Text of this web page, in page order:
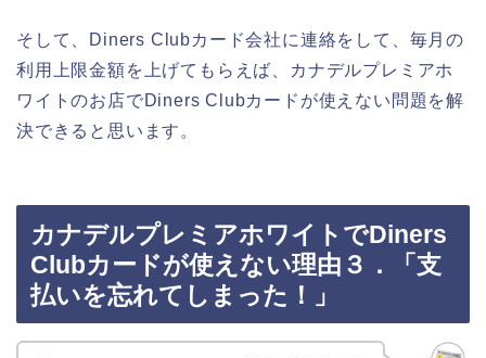
そして、Diners Clubカード会社に連絡をして、毎月の
利用上限金額を上げてもらえば、カナデルプレミアホ
ワイトのお店でDiners Clubカードが使えない問題を解
決できると思います。
カナデルプレミアホワイトでDiners
Clubカードが使えない理由３．「支
払いを忘れてしまった！」